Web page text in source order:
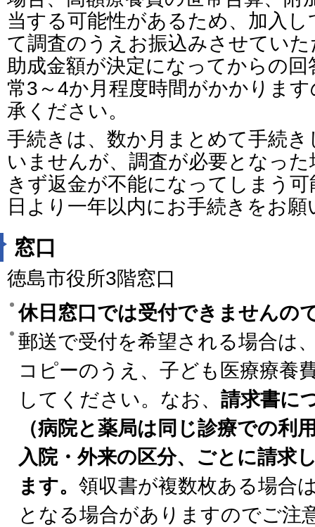
当する可能性があるため、加入
て調査のうえお振込みさせてい
助成金額が決定になってからの
常3～4か月程度時間がかかりま
承ください。
手続きは、数か月まとめて手続
いませんが、調査が必要となっ
きず返金が不能になってしまう
日より一年以内にお手続きをお
窓口
徳島市役所3階窓口
休日窓口では受付できませんの
郵送で受付を希望される場合は
コピーのうえ、子ども医療療養
してください。なお、 請求書に
（病院と薬局は同じ診療での利
入院・外来の区分、ごとに請求
ます。 領収書が複数枚ある場合
となる場合がありますのでご注